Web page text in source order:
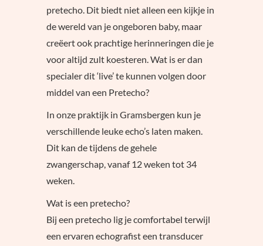
pretecho. Dit biedt niet alleen een kijkje in
de wereld van je ongeboren baby, maar
creëert ook prachtige herinneringen die je
voor altijd zult koesteren. Wat is er dan
specialer dit ‘live’ te kunnen volgen door
middel van een Pretecho?
In onze praktijk in Gramsbergen kun je
verschillende leuke echo’s laten maken.
Dit kan de tijdens de gehele
zwangerschap, vanaf 12 weken tot 34
weken.
Wat is een pretecho?
Bij een pretecho lig je comfortabel terwijl
een ervaren echografist een transducer